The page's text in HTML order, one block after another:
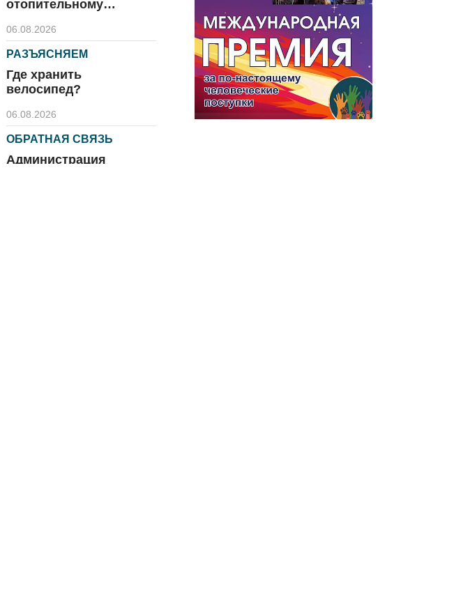
отопительному
06.08.2026
РАЗЪЯСНЯЕМ
Где хранить
велосипед?
06.08.2026
ОБРАТНАЯ СВЯЗЬ
Администрация